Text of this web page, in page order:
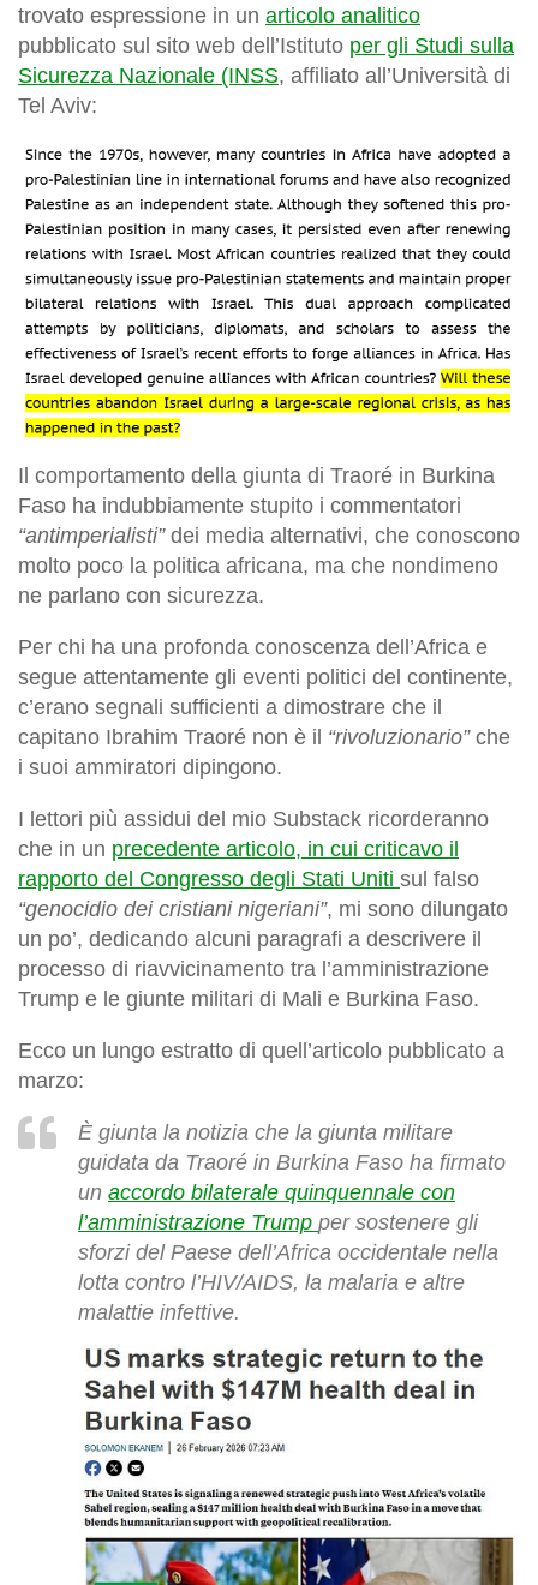
trovato espressione in un articolo analitico
pubblicato sul sito web dell’Istituto per gli Studi sulla
Sicurezza Nazionale (INSS, affiliato all’Università di
Tel Aviv:
Il comportamento della giunta di Traoré in Burkina
Faso ha indubbiamente stupito i commentatori
“antimperialisti” dei media alternativi, che conoscono
molto poco la politica africana, ma che nondimeno
ne parlano con sicurezza.
Per chi ha una profonda conoscenza dell’Africa e
segue attentamente gli eventi politici del continente,
c’erano segnali sufficienti a dimostrare che il
capitano Ibrahim Traoré non è il “rivoluzionario” che
i suoi ammiratori dipingono.
I lettori più assidui del mio Substack ricorderanno
che in un precedente articolo, in cui criticavo il
rapporto del Congresso degli Stati Uniti sul falso
“genocidio dei cristiani nigeriani”, mi sono dilungato
un po’, dedicando alcuni paragrafi a descrivere il
processo di riavvicinamento tra l’amministrazione
Trump e le giunte militari di Mali e Burkina Faso.
Ecco un lungo estratto di quell’articolo pubblicato a
marzo:
È giunta la notizia che la giunta militare
guidata da Traoré in Burkina Faso ha firmato
un accordo bilaterale quinquennale con
l’amministrazione Trump per sostenere gli
sforzi del Paese dell’Africa occidentale nella
lotta contro l’HIV/AIDS, la malaria e altre
malattie infettive.